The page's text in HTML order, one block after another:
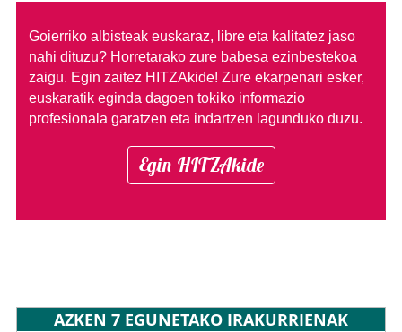
Goierriko albisteak euskaraz, libre eta kalitatez jaso
nahi dituzu? Horretarako zure babesa ezinbestekoa
zaigu. Egin zaitez HITZAkide! Zure ekarpenari esker,
euskaratik eginda dagoen tokiko informazio
profesionala garatzen eta indartzen lagunduko duzu.
Egin HITZAkide
AZKEN 7 EGUNETAKO IRAKURRIENAK